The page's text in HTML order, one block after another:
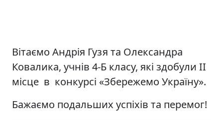
Вітаємо Андрія Гузя та Олександра
Ковалика, учнів 4-Б класу, які здобули ІІ
місце в конкурсі «Збережемо Україну».
Бажаємо подальших успіхів та перемог!